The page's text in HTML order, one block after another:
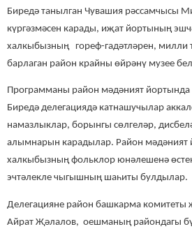
Биредә танылган Чувашия рәссамчысы
күргәзмәсен карады, иҗат йортының
халкыбызның гореф-гадәтләрен, милли
барлаган район крайны өйрәнү музее
Программаны район мәдәният йортында
Биредә делегациядә катнашучылар
намазлыклар, борынгы сөлгеләр,
алымнарын карадылар. Район мәдәният
халкыбызның фольклор юнәлешенә
эчтәлекле чыгышның шаһиты булдылар.
Делегацияне район башкарма комитеты
Айрат Җәлалов, оешманың райондагы